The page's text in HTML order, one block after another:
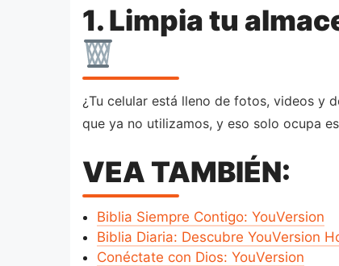
1. Limpia tu
¿Tu celular está lleno de fotos, videos y
que ya no utilizamos, y eso solo ocupa
VEA TAMBIÉN:
Biblia Siempre Contigo: YouVersion
Biblia Diaria: Descubre YouVersion
Conéctate con Dios: YouVersion